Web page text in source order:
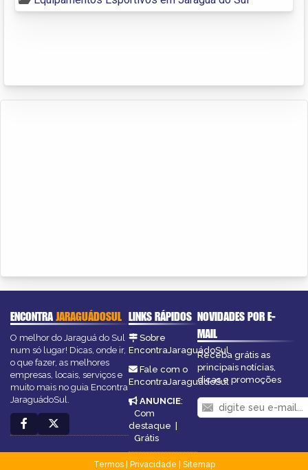
ENCONTRAJARAGUÁDOSUL
O melhor do Jaraguá do Sul
num só lugar! Dicas, onde ir,
o que fazer, as melhores
empresas, locais, serviços e
muito mais no guia Encontra
JaraguádoSul.
LINKS RÁPIDOS
Sobre
EncontraJaraguádoSul
Fale com o
EncontraJaraguádoSul
ANUNCIE:
Com
destaque |
Grátis
NOVIDADES POR E-
MAIL
Receba grátis as
principais notícias,
dicas e promoções
Termos| Privacidade
Sitemap